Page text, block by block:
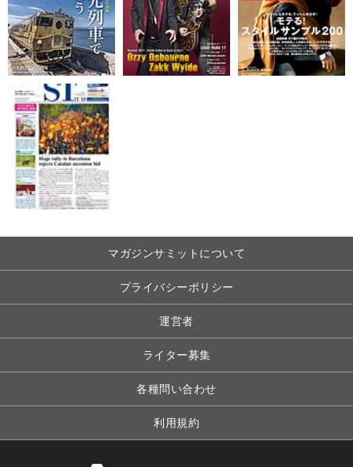
マガジンサミットについて
プライバシーポリシー
運営者
ライター募集
各種問い合わせ
利用規約